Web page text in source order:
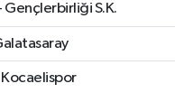
Gençlerbirliği S.K.